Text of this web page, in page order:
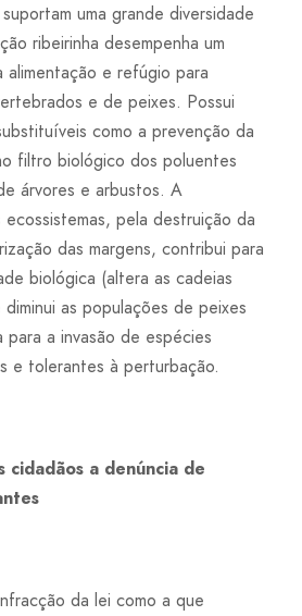
uma grande diversidade
ribeirinha desempenha um
e refúgio para
e de peixes. Possui
como a prevenção da
filtro biológico dos poluentes
árvores e arbustos. A
pela destruição da
das margens, contribui para
biológica (altera as cadeias
as populações de peixes
a invasão de espécies
e tolerantes à perturbação.
cidadãos a denúncia de
da lei como a que